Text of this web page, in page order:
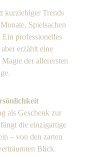
kurzlebiger Trends
Spielsachen
Ein professionelles
erzählt eine
der allerersten
als Geschenk zur
die einzigartige
– von den zarten
Blick.